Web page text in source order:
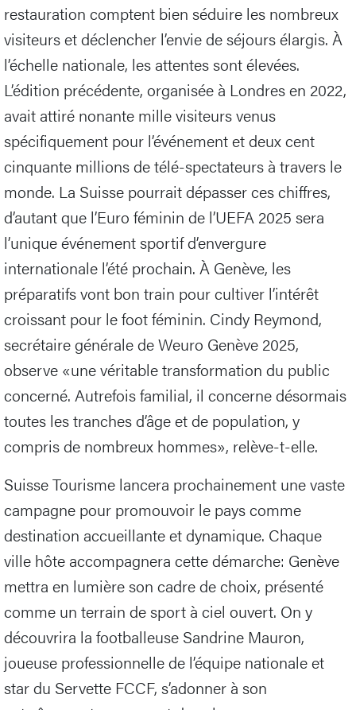
restauration comptent bien séduire les nombreux
visiteurs et déclencher l’envie de séjours élargis. À
l’échelle nationale, les attentes sont élevées.
L’édition précédente, organisée à Londres en 2022,
avait attiré nonante mille visiteurs venus
spécifiquement pour l’événement et deux cent
cinquante millions de télé-spectateurs à travers le
monde. La Suisse pourrait dépasser ces chiffres,
d’autant que l’Euro féminin de l’UEFA 2025 sera
l’unique événement sportif d’envergure
internationale l’été prochain. À Genève, les
préparatifs vont bon train pour cultiver l’intérêt
croissant pour le foot féminin. Cindy Reymond,
secrétaire générale de Weuro Genève 2025,
observe «une véritable transformation du public
concerné. Autrefois familial, il concerne désormais
toutes les tranches d’âge et de population, y
compris de nombreux hommes», relève-t-elle.
Suisse Tourisme lancera prochainement une vaste
campagne pour promouvoir le pays comme
destination accueillante et dynamique. Chaque
ville hôte accompagnera cette démarche: Genève
mettra en lumière son cadre de choix, présenté
comme un terrain de sport à ciel ouvert. On y
découvrira la footballeuse Sandrine Mauron,
joueuse professionnelle de l’équipe nationale et
star du Servette FCCF, s’adonner à son